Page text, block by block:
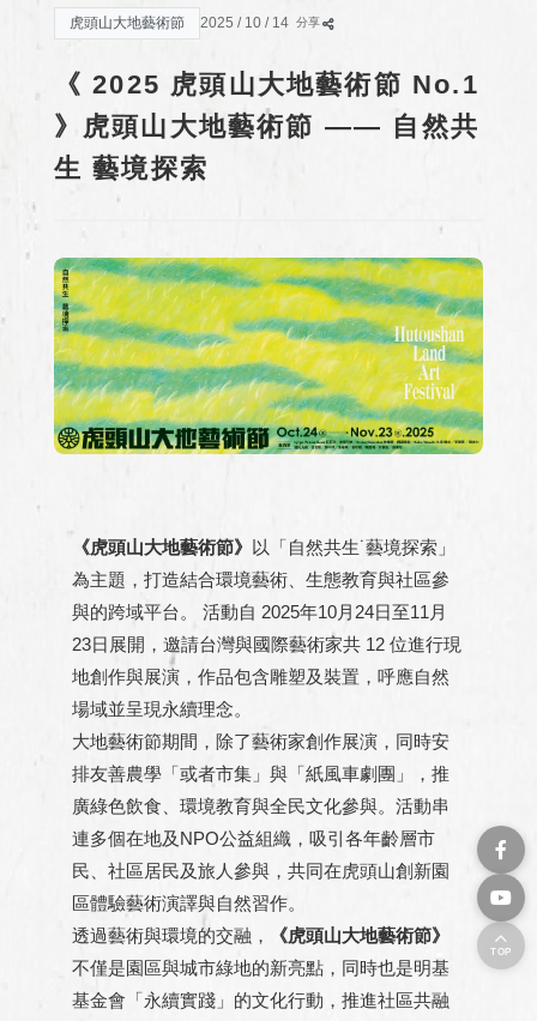
虎頭山大地藝術節 2025 / 10 / 14 分享
《 2025 虎頭山大地藝術節 No.1
》虎頭山大地藝術節 —— 自然共
生 藝境探索
《虎頭山大地藝術節》 以「自然共生˙藝境探索」
為主題，打造結合環境藝術、生態教育與社區參
與的跨域平台。 活動自 2025年10月24日至11月
23日展開，邀請台灣與國際藝術家共 12 位進行現
地創作與展演，作品包含雕塑及裝置，呼應自然
場域並呈現永續理念。
大地藝術節期間，除了藝術家創作展演，同時安
排友善農學「或者市集」與「紙風車劇團」，推
廣綠色飲食、環境教育與全民文化參與。活動串
連多個在地及NPO公益組織，吸引各年齡層市
民、社區居民及旅人參與，共同在虎頭山創新園
區體驗藝術演譯與自然習作。
透過藝術與環境的交融，
《虎頭山大地藝術節》
不僅是園區與城市綠地的新亮點，同時也是明基
基金會「永續實踐」的文化行動，推進社區共融
TOP